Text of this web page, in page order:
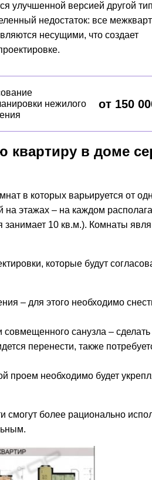
улучшенной версией другой
недостаток: все
несущими, что создает
нежилого
от 150
квартиру в доме
в которых варьируется от
этажах – на каждом
10 кв.м.). Комнаты
которые будут
– для этого необходимо
санузла – сделать
перенести, также
проем необходимо будет
более рационально